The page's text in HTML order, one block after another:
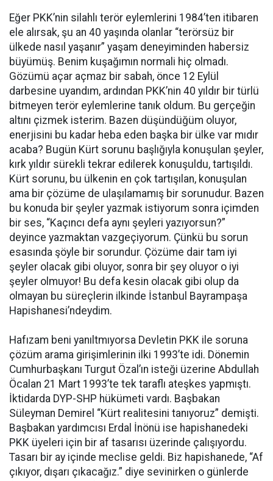
Eğer PKK’nin silahlı terör eylemlerini 1984’ten itibaren
ele alırsak, şu an 40 yaşında olanlar “terörsüz bir
ülkede nasıl yaşanır” yaşam deneyiminden habersiz
büyümüş. Benim kuşağımın normali hiç olmadı.
Gözümü açar açmaz bir sabah, önce 12 Eylül
darbesine uyandım, ardından PKK’nin 40 yıldır bir türlü
bitmeyen terör eylemlerine tanık oldum. Bu gerçeğin
altını çizmek isterim. Bazen düşündüğüm oluyor,
enerjisini bu kadar heba eden başka bir ülke var mıdır
acaba? Bugün Kürt sorunu başlığıyla konuşulan şeyler,
kırk yıldır sürekli tekrar edilerek konuşuldu, tartışıldı.
Kürt sorunu, bu ülkenin en çok tartışılan, konuşulan
ama bir çözüme de ulaşılamamış bir sorunudur. Bazen
bu konuda bir şeyler yazmak istiyorum sonra içimden
bir ses, “Kaçıncı defa aynı şeyleri yazıyorsun?”
deyince yazmaktan vazgeçiyorum. Çünkü bu sorun
esasında şöyle bir sorundur. Çözüme dair tam iyi
şeyler olacak gibi oluyor, sonra bir şey oluyor o iyi
şeyler olmuyor! Bu defa kesin olacak gibi olup da
olmayan bu süreçlerin ilkinde İstanbul Bayrampaşa
Hapishanesi’ndeydim.
Hafızam beni yanıltmıyorsa Devletin PKK ile soruna
çözüm arama girişimlerinin ilki 1993’te idi. Dönemin
Cumhurbaşkanı Turgut Özal’ın isteği üzerine Abdullah
Öcalan 21 Mart 1993’te tek taraflı ateşkes yapmıştı.
İktidarda DYP-SHP hükümeti vardı. Başbakan
Süleyman Demirel “Kürt realitesini tanıyoruz” demişti.
Başbakan yardımcısı Erdal İnönü ise hapishanedeki
PKK üyeleri için bir af tasarısı üzerinde çalışıyordu.
Tasarı bir ay içinde meclise geldi. Biz hapishanede, “Af
çıkıyor, dışarı çıkacağız.” diye sevinirken o günlerde